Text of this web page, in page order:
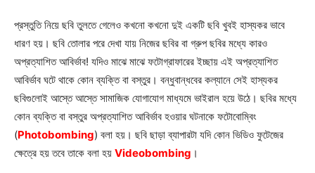
প্রস্তুতি নিয়ে ছবি তুলতে গেলেও কখনো কখনো দুই একটি ছবি খুবই হাস্যকর ভাবে
ধারণ হয়। ছবি তোলার পরে দেখা যায় নিজের ছবির বা গ্রুপ ছবির মধ্যে কারও
অপ্রত্যাশিত আবির্ভাব! যদিও মাঝে মাঝে ফটোগ্রাফারের ইচ্ছায় এই অপ্রত্যাশিত
আবির্ভাব ঘটে থাকে কোন ব্যক্তি বা বস্তুর। বন্ধুবান্ধবের কল্যানে সেই হাস্যকর
ছবিগুলোই আস্তে আস্তে সামাজিক যোগাযোগ মাধ্যমে ভাইরাল হয়ে উঠে। ছবির মধ্যে
কোন ব্যক্তি বা বস্তুর অপ্রত্যাশিত আবির্ভাব হওয়ার ঘটনাকে ফটোবোম্বিং
(Photobombing) বলা হয়। ছবি ছাড়া ব্যাপারটা যদি কোন ভিডিও ফুটেজের
ক্ষেত্রে হয় তবে তাকে বলা হয় Videobombing ।